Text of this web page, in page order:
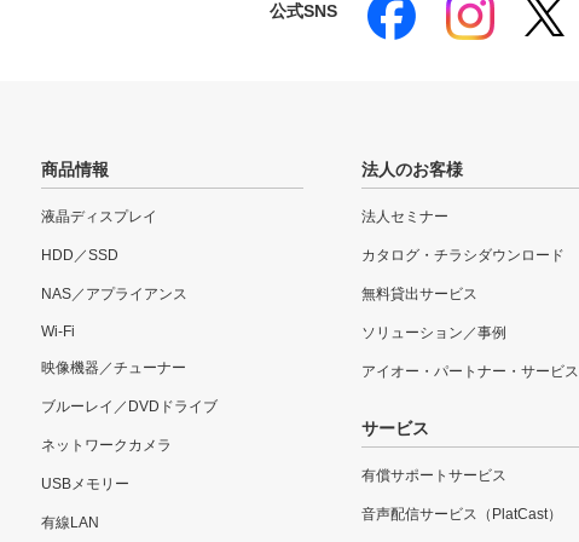
公式SNS
商品情報
液晶ディスプレイ
HDD／SSD
NAS／アプライアンス
Wi-Fi
映像機器／チューナー
ブルーレイ／DVDドライブ
ネットワークカメラ
USBメモリー
有線LAN
法人のお客様
法人セミナー
カタログ・チラシダウンロード
無料貸出サービス
ソリューション／事例
アイオー・パートナー・サービス
サービス
有償サポートサービス
音声配信サービス（PlatCast）